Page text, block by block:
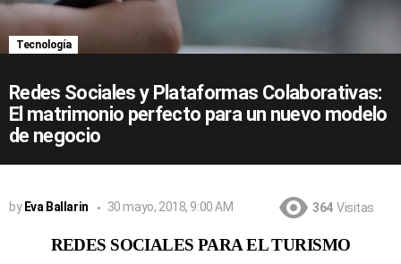
Tecnología
Redes Sociales y Plataformas Colaborativas:
El matrimonio perfecto para un nuevo modelo
de negocio
by Eva Ballarin 30 mayo, 2018, 9:00 AM 364 Visitas
REDES SOCIALES PARA EL TURISMO